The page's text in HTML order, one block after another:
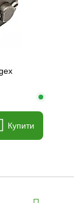
Купити